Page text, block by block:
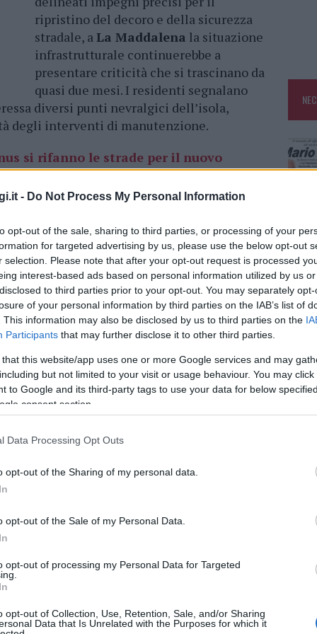
- Do Not Process My Personal Information
opt-out of the sale, sharing to third parties, or processing of your
for targeted advertising by us, please use the below opt-out
selection. Please note that after your opt-out request is processed
interest-based ads based on personal information utilized by us
to third parties prior to your opt-out. You may separately
of your personal information by third parties on the IAB’s list of
This information may also be disclosed by us to third parties on the
Participants that may further disclose it to other third parties.
that this website/app uses one or more Google services and may
but not limited to your visit or usage behaviour. You may
to Google and its third-party tags to use your data for below
consent section.
Data Processing Opt Outs
opt-out of the Sharing of my personal data.
opt-out of the Sale of my Personal Data.
opt-out of processing my Personal Data for Targeted
opt-out of Collection, Use, Retention, Sale, and/or Sharing
Data that Is Unrelated with the Purposes for which it
ripristino del decoro e della sicurezza
stradale, aLa Maddalena la situazione
infrastrutturale continuerebbe a
presentare criticità che si trascinano da
quasi due mesi. I residenti segnalano
diversi punti nevralgici dell’isola,
degli interventi di manutenzione.
si rifanno le strade per il nuovo
una perdita idrica segnalata a più
si è progressivamente aggravata.
zona diMoneta , in particolare nei pressi
manto stradale continuano a rappresentare
del traffico.
generale è la situazione invia
fotografiche, la strada versa
viabile appare in parte coperto da
al restringimento della carreggiata,seppur
stradale.
consiliari
e a due settimane dalle dichiarazioni
risulterebbe ancora invariata. La
letta dai banchi dell’opposizione
esponendo la cittadinanza a disagi che